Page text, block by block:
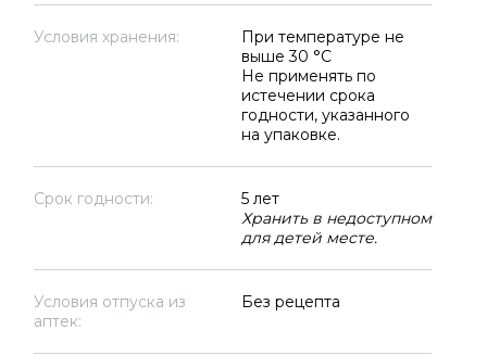
Условия хранения:
При температуре не
выше 30 °C
Не применять по
истечении срока
годности, указанного
на упаковке.
Срок годности:
5 лет
Хранить в недоступном
для детей месте.
Условия отпуска из
аптек:
Без рецепта